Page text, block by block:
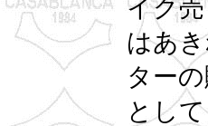
イク
はあ
ター
とし